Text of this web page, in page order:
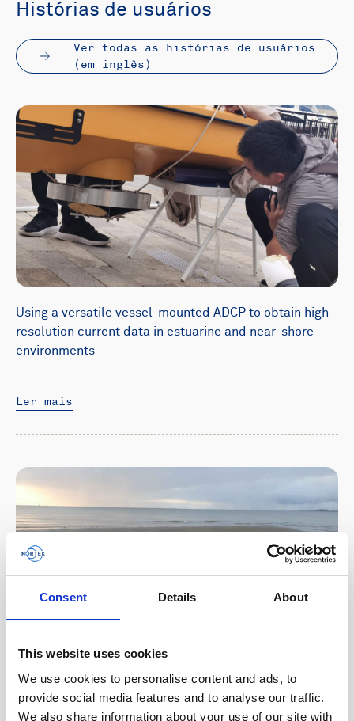
Consent Details About
This website uses cookies
We use cookies to personalise content and ads, to
provide social media features and to analyse our traffic.
We also share information about your use of our site with
Histórias de usuários
Ver todas as histórias de usuários
(em inglês)
Using a versatile vessel-mounted ADCP to obtain high-
resolution current data in estuarine and near-shore
environments
Ler mais
Observing flow patterns with the Eco ADCP to
understand the formation of sandy coastal features